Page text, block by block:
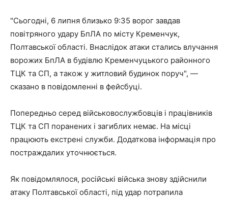
"Сьогодні, 6 липня близько 9:35 ворог завдав
повітряного удару БпЛА по місту Кременчук,
Полтавської області. Внаслідок атаки стались влучання
ворожих БпЛА в будівлю Кременчуцького районного
ТЦК та СП, а також у житловий будинок поруч", —
сказано в повідомленні в фейсбуці.
Попередньо серед військовослужбовців і працівників
ТЦК та СП поранених і загиблих немає. На місці
працюють екстрені служби. Додаткова інформація про
постраждалих уточнюється.
Як повідомлялося, російські війська знову здійснили
атаку Полтавської області, під удар потрапила